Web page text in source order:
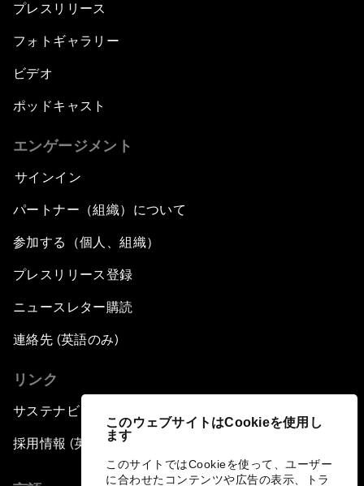
このウェブサイトはCookieを使用し
ます
このサイトではCookieを使って、ユーザー
に合わせたコンテンツや広告の表示、トラ
プレスリリース
フォトギャラリー
ビデオ
ポッドキャスト
エンゲージメント
サインイン
パートナー（組織）について
参加する（個人、組織）
プレスリリース登録
ニュースレター購読
連絡先 (英語のみ)
リンク
サステナビリティへの取り組み
採用情報 (英語のみ)